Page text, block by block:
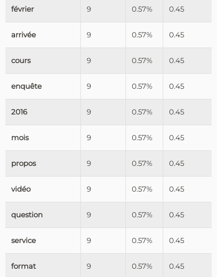
février 9 0.57% 0.45
arrivée 9 0.57% 0.45
cours 9 0.57% 0.45
enquête 9 0.57% 0.45
2016 9 0.57% 0.45
mois 9 0.57% 0.45
propos 9 0.57% 0.45
vidéo 9 0.57% 0.45
question 9 0.57% 0.45
service 9 0.57% 0.45
format 9 0.57% 0.45